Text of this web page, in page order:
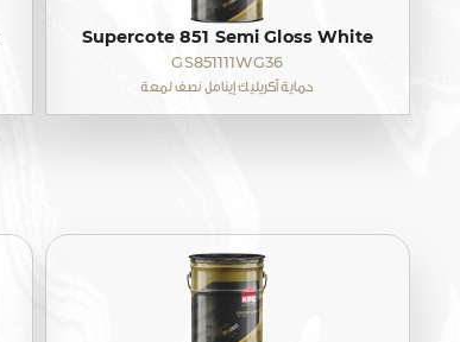
Supercote 851 Semi Gloss White
GS851111WG36
حماية أكريليك إينامل نصف لمعة